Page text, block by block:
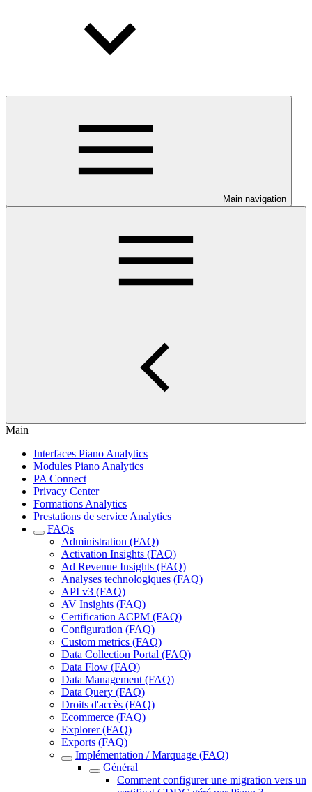
Main navigation
Main
Interfaces Piano Analytics
Modules Piano Analytics
PA Connect
Privacy Center
Formations Analytics
Prestations de service Analytics
FAQs
Administration (FAQ)
Activation Insights (FAQ)
Ad Revenue Insights (FAQ)
Analyses technologiques (FAQ)
API v3 (FAQ)
AV Insights (FAQ)
Certification ACPM (FAQ)
Configuration (FAQ)
Custom metrics (FAQ)
Data Collection Portal (FAQ)
Data Flow (FAQ)
Data Management (FAQ)
Data Query (FAQ)
Droits d'accès (FAQ)
Ecommerce (FAQ)
Explorer (FAQ)
Exports (FAQ)
Implémentation / Marquage (FAQ)
Général
Comment configurer une migration vers un